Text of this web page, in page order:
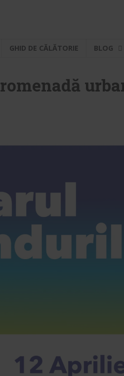
GHID DE CĂLĂTORIE BLOG